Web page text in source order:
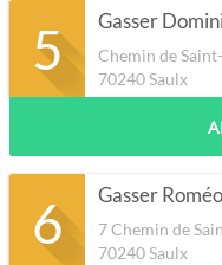
5 Gasser
Chemin de
70240Saulx
6 Gasser Roméo
7 Chemin de
70240Saulx